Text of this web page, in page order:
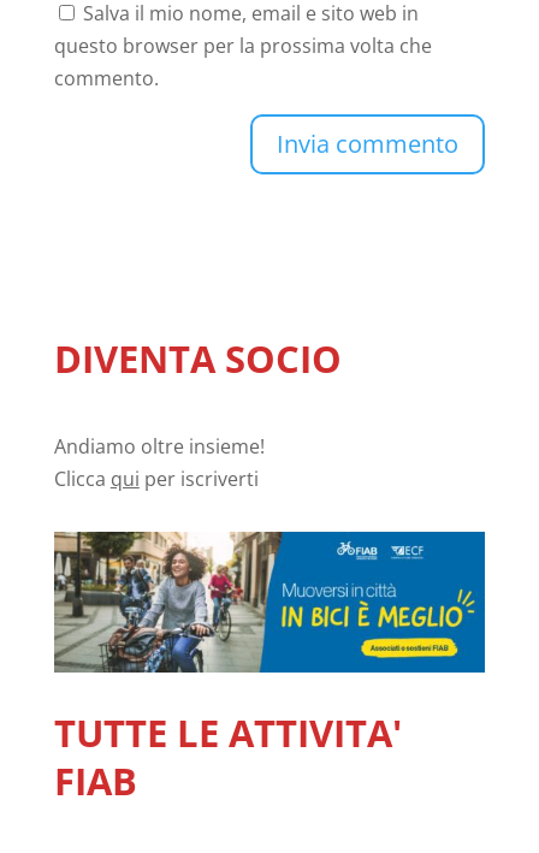
Salva il mio nome, email e sito web in
questo browser per la prossima volta che
commento.
DIVENTA SOCIO
Andiamo oltre insieme!
Clicca qui per iscriverti
TUTTE LE ATTIVITA'
FIAB